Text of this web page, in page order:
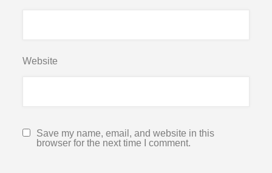
Website
Save my name, email, and website in this
browser for the next time I comment.